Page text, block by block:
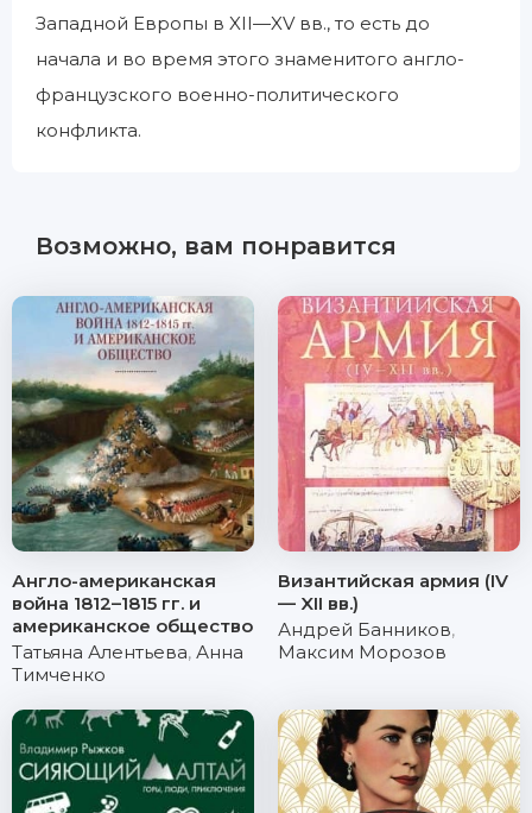
Западной Европы в XII—XV вв., то есть до
начала и во время этого знаменитого англо-
французского военно-политического
конфликта.
Возможно, вам понравится
Англо-американская
война 1812–1815 гг. и
американское общество
Татьяна Алентьева, Анна
Тимченко
Византийская армия (IV
— XII вв.)
Андрей Банников,
Максим Морозов